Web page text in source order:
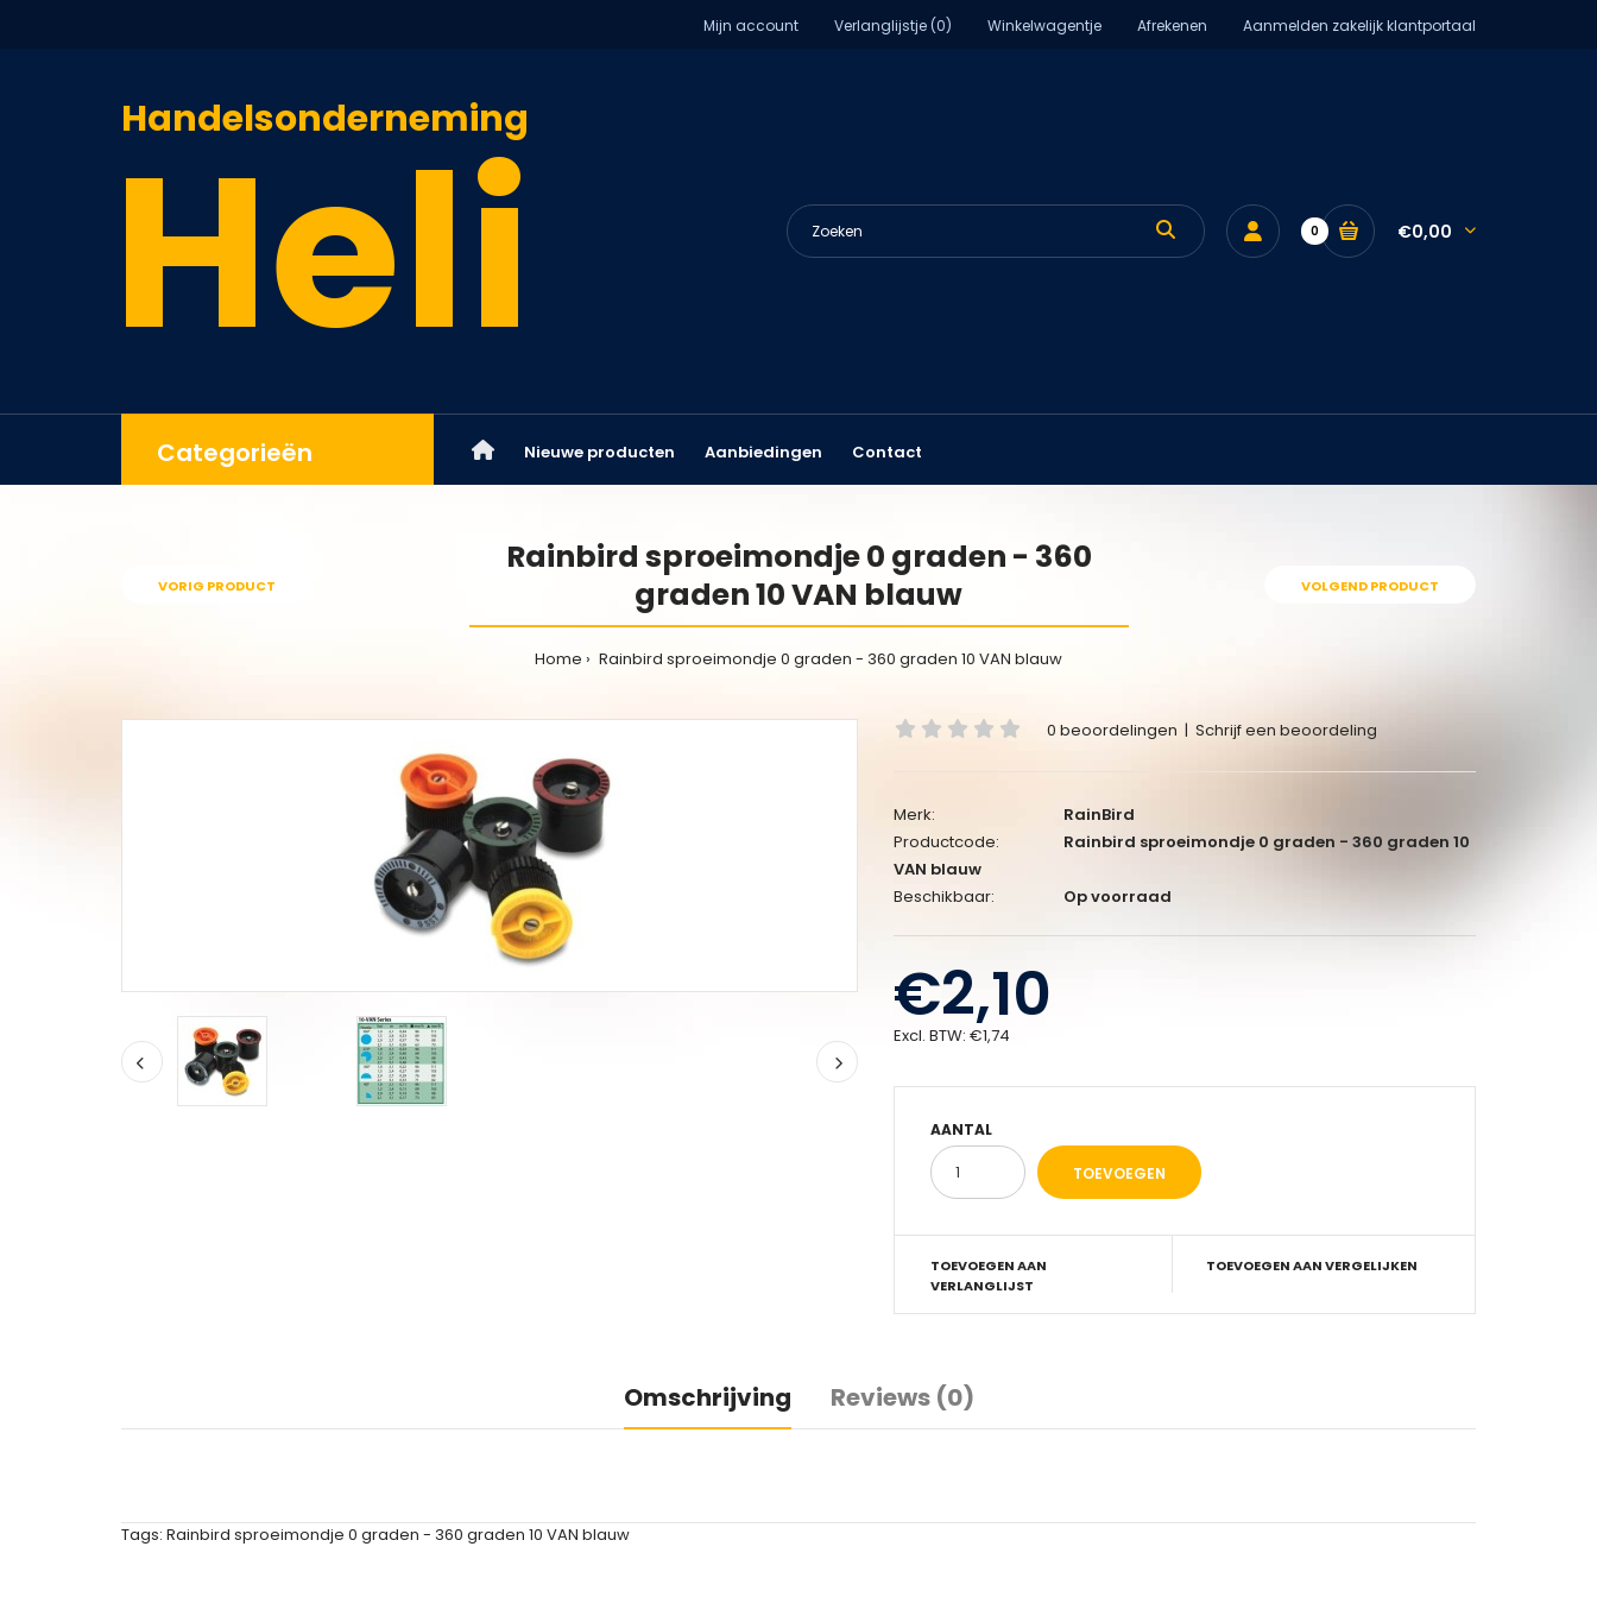
Mijn account Verlanglijstje (0) Winkelwagentje Afrekenen Aanmelden zakelijk klantportaal
Handelsonderneming
Heli 0 €0,00
Categorieën Nieuwe producten Aanbiedingen Contact
VORIG PRODUCT
Rainbird sproeimondje 0 graden - 360
graden 10 VAN blauw
Home Rainbird sproeimondje 0 graden - 360 graden 10 VAN blauw
VOLGEND PRODUCT
0 beoordelingen | Schrijf een beoordeling
Merk:
RainBird
Productcode:
Rainbird sproeimondje 0 graden - 360 graden 10
VAN blauw
Beschikbaar:
Op voorraad
€2,10
Excl. BTW: €1,74
AANTAL
TOEVOEGEN AAN
VERLANGLIJST
TOEVOEGEN AAN VERGELIJKEN
Omschrijving Reviews (0)
Tags: Rainbird sproeimondje 0 graden - 360 graden 10 VAN blauw